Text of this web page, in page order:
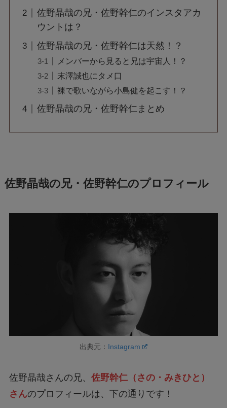
佐野晶哉の兄・佐野幹仁のインスタアカ
ウントは？
佐野晶哉の兄・佐野幹仁は天然！？
メンバーから見ると兄は宇宙人！？
末澤誠也にタメ口
裸で歌いながら小島健を起こす！？
佐野晶哉の兄・佐野幹仁まとめ
佐野晶哉の兄・佐野幹仁のプロフィール
出典元： Instagram
佐野晶哉さんの兄、 佐野幹仁（さの・みきひと）
さんのプロフィールは、下の通りです！